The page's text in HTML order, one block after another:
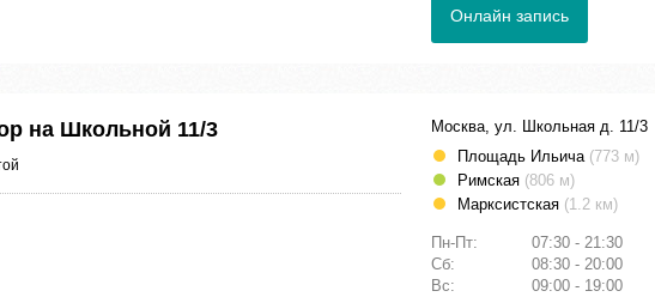
Онлайн запись
на Школьной 11/3
Москва, ул. Школьная д. 11/3
Площадь Ильича (773 м)
Римская (806 м)
Марксистская (1.2 км)
Пн-Пт:
07:30 - 21:30
Сб:
08:30 - 20:00
Вс:
09:00 - 19:00